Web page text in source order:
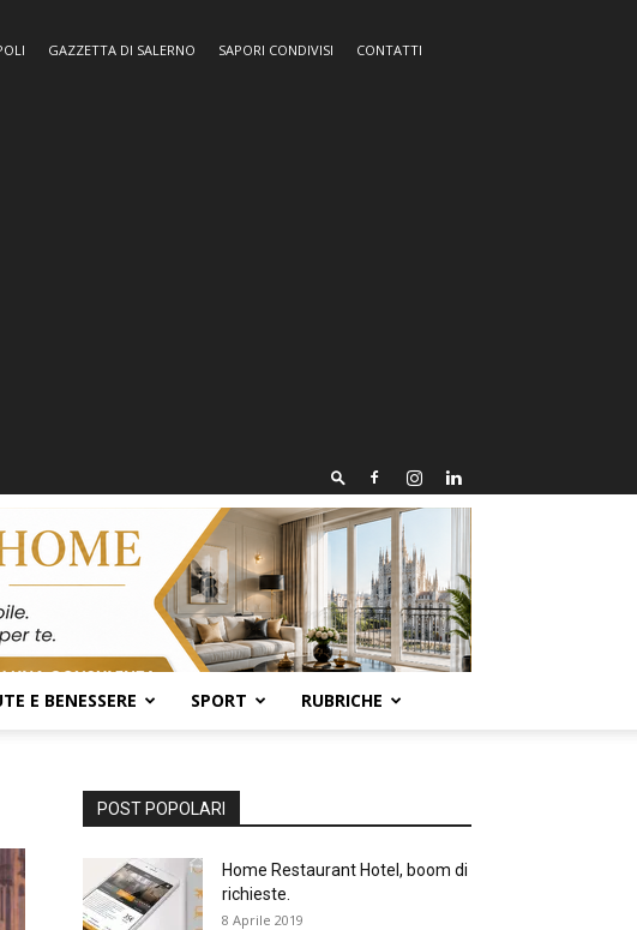
GAZZETTA DI SALERNO SAPORI CONDIVISI
CONTATTI
E BENESSERE SPORT RUBRICHE
POST POPOLARI
Home Restaurant Hotel, boom di
richieste.
8 Aprile 2019